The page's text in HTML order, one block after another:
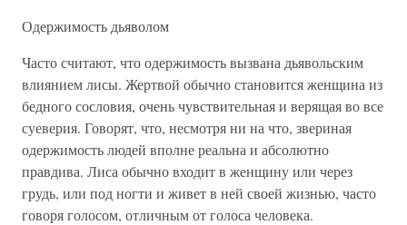
Одержимость дьяволом
Часто считают, что одержимость вызвана дьявольским
влиянием лисы. Жертвой обычно становится женщина из
бедного сословия, очень чувствительная и верящая во все
суеверия. Говорят, что, несмотря ни на что, звериная
одержимость людей вполне реальна и абсолютно
правдива. Лиса обычно входит в женщину или через
грудь, или под ногти и живет в ней своей жизнью, часто
говоря голосом, отличным от голоса человека.